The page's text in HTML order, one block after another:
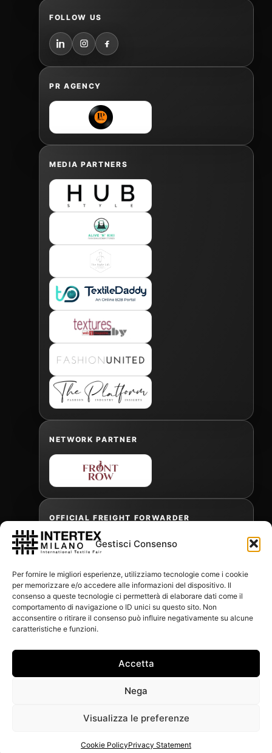
Gestisci Consenso
Per fornire le migliori esperienze, utilizziamo tecnologie come i cookie
per memorizzare e/o accedere alle informazioni del dispositivo. Il
consenso a queste tecnologie ci permetterà di elaborare dati come il
comportamento di navigazione o ID unici su questo sito. Non
acconsentire o ritirare il consenso può influire negativamente su alcune
caratteristiche e funzioni.
Accetta
Nega
Visualizza le preferenze
Cookie PolicyPrivacy Statement
FOLLOW US
PR AGENCY
MEDIA PARTNERS
NETWORK PARTNER
OFFICIAL FREIGHT FORWARDER
Gabriele Antonini
gabrielea@isped.com
WITH THE CONTRIBUTION OF: